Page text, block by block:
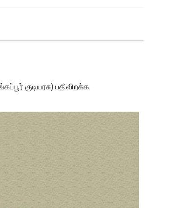
குடியரசு) பதிவிறக்க.